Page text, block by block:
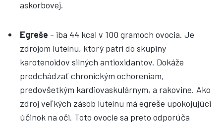
askorbovej.
Egreše - iba 44 kcal v 100 gramoch ovocia. Je
zdrojom luteínu, ktorý patrí do skupiny
karotenoidov silných antioxidantov. Dokáže
predchádzať chronickým ochoreniam,
predovšetkým kardiovaskulárnym, a rakovine. Ako
zdroj veľkých zásob luteínu má egreše upokojujúci
účinok na oči. Toto ovocie sa preto odporúča